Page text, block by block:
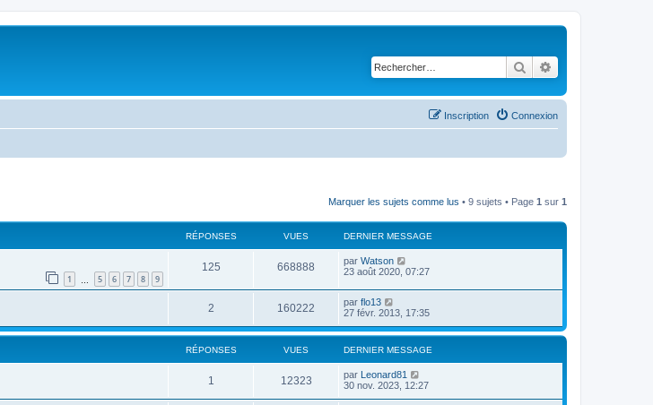
Rechercher
Connexion
Inscription
Marquer les sujets comme lus • 9 sujets • Page 1 sur 1
RÉPONSES VUES DERNIER MESSAGE
1 5 6 7 8 9
125 668888 par Watson
23 août 2020, 07:27
2 160222 par flo13
27 févr. 2013, 17:35
RÉPONSES VUES DERNIER MESSAGE
1 12323 par Leonard81
30 nov. 2023, 12:27